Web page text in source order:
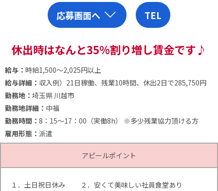
応募画面へ TEL
休出時はなんと35%割り増し賃金です♪
給与： 時給1,500～2,025円以上
給与詳細： 収入例）21日稼働、残業10時間、休出2日で285,750円
勤務地： 埼玉県 川越市
勤務地詳細： 中福
勤務時間： 8：15～17：00（実働8h）
※多少残業協力頂ける方
雇用形態： 派遣
アピールポイント
１．土日祝日休み ２．安くて美味しい社員食堂あり